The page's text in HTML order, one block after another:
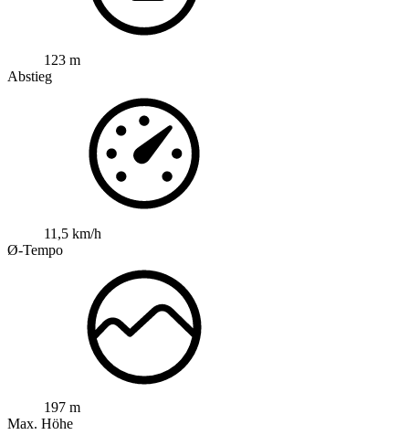
123 m
Abstieg
11,5 km/h
Ø-Tempo
197 m
Max. Höhe